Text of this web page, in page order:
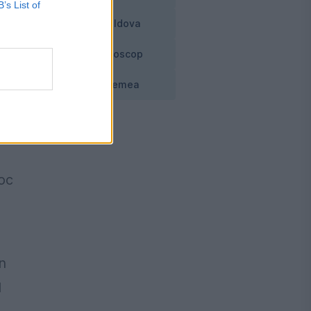
List of
Moldova
Horoscop
Vremea